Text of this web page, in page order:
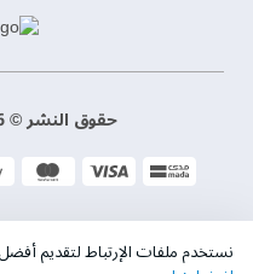
حقوق النشر © 2026 دهانات الجزيرة
سياسة
نستخدم ملفات الإرتباط لتقديم